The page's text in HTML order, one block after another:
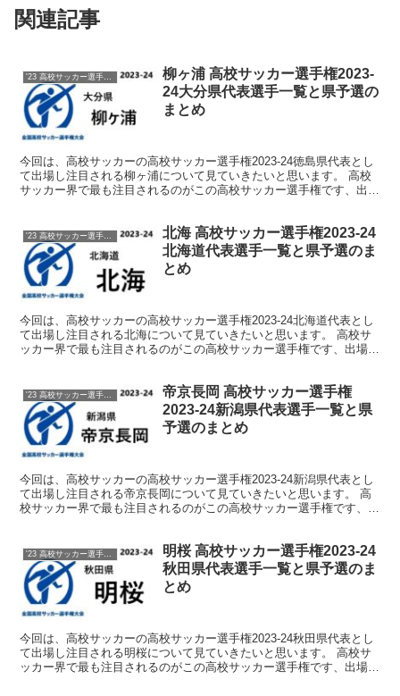
関連記事
'23 高校サッカー選手権 メンバー
柳ヶ浦 高校サッカー選手権2023-
24大分県代表選手一覧と県予選の
まとめ
今回は、高校サッカーの高校サッカー選手権2023-24徳島県代表とし
て出場し注目される柳ヶ浦について見ていきたいと思います。 高校
サッカー界で最も注目されるのがこの高校サッカー選手権です、出場
'23 高校サッカー選手権 メンバー
北海 高校サッカー選手権2023-24
北海道代表選手一覧と県予選のま
とめ
今回は、高校サッカーの高校サッカー選手権2023-24北海道代表とし
て出場し注目される北海について見ていきたいと思います。 高校サ
ッカー界で最も注目されるのがこの高校サッカー選手権です、出場を
'23 高校サッカー選手権 メンバー
帝京長岡 高校サッカー選手権
2023-24新潟県代表選手一覧と県
予選のまとめ
今回は、高校サッカーの高校サッカー選手権2023-24新潟県代表とし
て出場し注目される帝京長岡について見ていきたいと思います。 高
校サッカー界で最も注目されるのがこの高校サッカー選手権です、出
'23 高校サッカー選手権 メンバー
明桜 高校サッカー選手権2023-24
秋田県代表選手一覧と県予選のま
とめ
今回は、高校サッカーの高校サッカー選手権2023-24秋田県代表とし
て出場し注目される明桜について見ていきたいと思います。 高校サ
ッカー界で最も注目されるのがこの高校サッカー選手権です、出場を